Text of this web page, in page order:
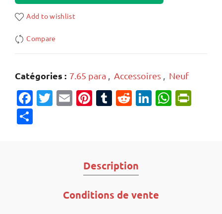
Add to wishlist
Compare
Catégories : 7.65 para Accessoires Neuf
Facebook
Twitter
EmailPinterest
Tumblr
Reddit
LinkedIn
Description
Conditions de vente